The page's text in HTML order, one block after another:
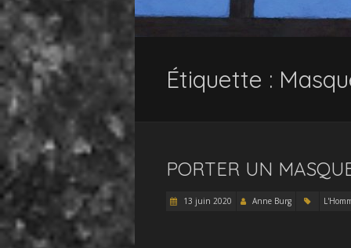
Étiquette :
PORTER UN
13 juin 2020 Anne Burg